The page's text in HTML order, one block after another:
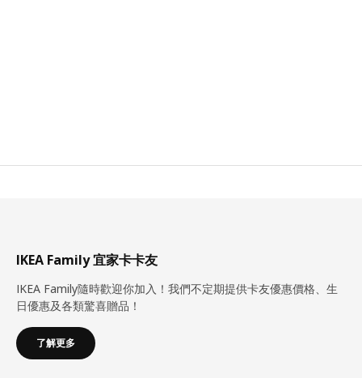
IKEA Family 宜家卡卡友
IKEA Family隨時歡迎你加入！我們不定期提供卡友優惠價格、生
日優惠及各類驚喜贈品！
了解更多